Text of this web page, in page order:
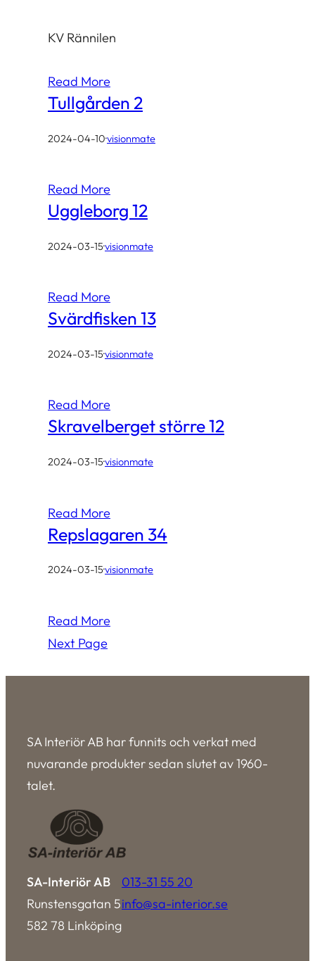
KV Rännilen
Read More
Tullgården 2
2024-04-10·visionmate
Read More
Uggleborg 12
2024-03-15·visionmate
Read More
Svärdfisken 13
2024-03-15·visionmate
Read More
Skravelberget större 12
2024-03-15·visionmate
Read More
Repslagaren 34
2024-03-15·visionmate
Read More
Next Page
SA Interiör AB har funnits och verkat med
nuvarande produkter sedan slutet av 1960-
talet.
SA-Interiör AB
Runstensgatan 5
582 78 Linköping
013-31 55 20
info@sa-interior.se